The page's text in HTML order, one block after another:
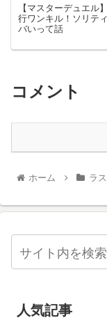
【マスターデュエル
行ワンキル！ソリテ
バいって話
コメント
ホーム ラ
人気記事